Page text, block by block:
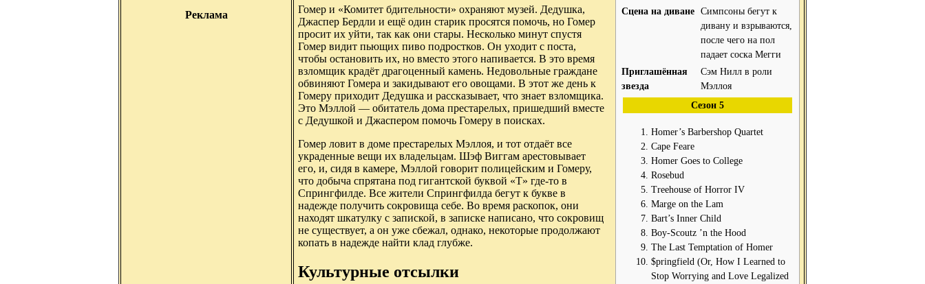
Реклама
Сцена на диване Симпсоны бегут к
дивану и взрываются,
после чего на пол
падает соска Мегги
Приглашённая
звезда
Сэм Нилл в роли
Мэллоя
Сезон 5
Homer’s Barbershop Quartet
Cape Feare
Homer Goes to College
Rosebud
Treehouse of Horror IV
Marge on the Lam
Bart’s Inner Child
Boy-Scoutz ’n the Hood
The Last Temptation of Homer
$pringfield (Or, How I Learned to
Stop Worrying and Love Legalized
Гомер и «Комитет бдительности» охраняют музей. Дедушка,
Джаспер Бердли и ещё один старик просятся помочь, но Гомер
просит их уйти, так как они стары. Несколько минут спустя
Гомер видит пьющих пиво подростков. Он уходит с поста,
чтобы остановить их, но вместо этого напивается. В это время
взломщик крадёт драгоценный камень. Недовольные граждане
обвиняют Гомера и закидывают его овощами. В этот же день к
Гомеру приходит Дедушка и рассказывает, что знает взломщика.
Это Мэллой — обитатель дома престарелых, пришедший вместе
с Дедушкой и Джаспером помочь Гомеру в поисках.
Гомер ловит в доме престарелых Мэллоя, и тот отдаёт все
украденные вещи их владельцам. Шэф Виггам арестовывает
его, и, сидя в камере, Мэллой говорит полицейским и Гомеру,
что добыча спрятана под гигантской буквой «Т» где-то в
Спрингфилде. Все жители Спрингфилда бегут к букве в
надежде получить сокровища себе. Во время раскопок, они
находят шкатулку с запиской, в записке написано, что сокровищ
не существует, а он уже сбежал, однако, некоторые продолжают
копать в надежде найти клад глубже.
Культурные отсылки